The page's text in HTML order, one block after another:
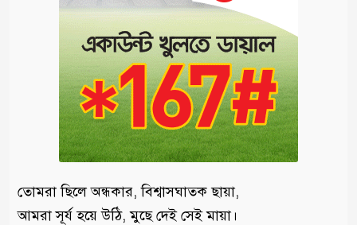
তোমরা ছিলে অন্ধকার, বিশ্বাসঘাতক ছায়া,
আমরা সূর্য হয়ে উঠি, মুছে দেই সেই মায়া।